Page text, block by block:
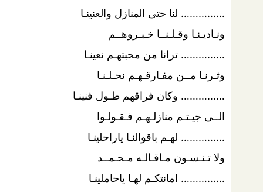
…………… لنا حتى المنازل والعنينـا
ونـاديـنـا وقـلـنــا خـبـروهــم ‏
…………… ترانا من محبتهـم نعينـا
وثـرنـا مــن مفـارقـهـم نحـلـنـا ‏
…………… وكان فراقهم طـول فنينـا ‏
الــى جيـتـم منازلـهـم فـقـولـوا ‏
…………… لهـم باقوالنـا ياراحلينـا ‏
ولا تـنـسـون مـاقـالـه مـحـمــد ‏
…………… امانتكـم لهـا ياحاملينـا ‏